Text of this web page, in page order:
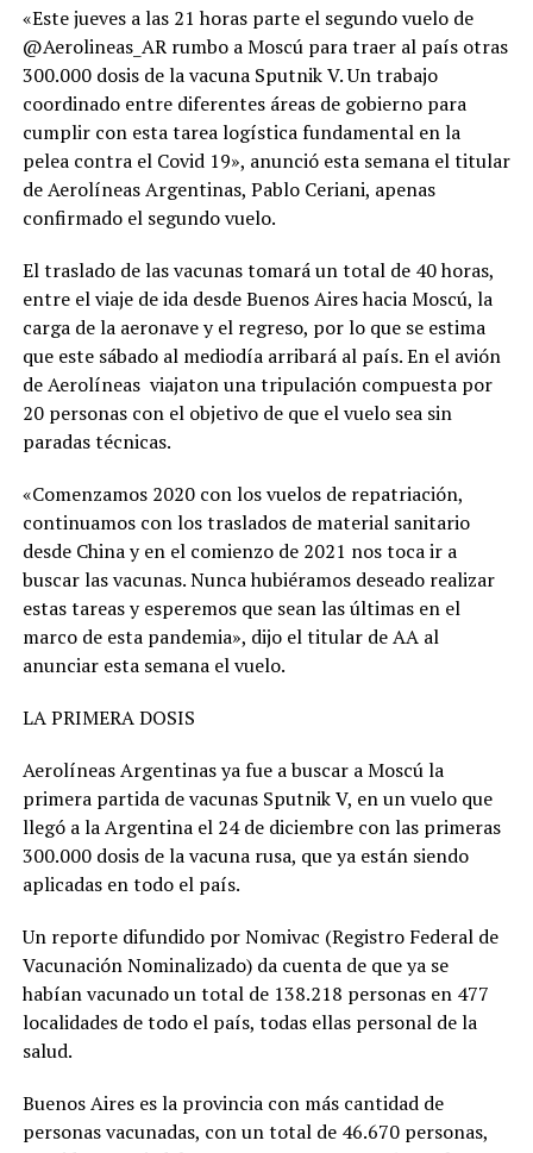
«Este jueves a las 21 horas parte el segundo vuelo de
@Aerolineas_AR rumbo a Moscú para traer al país otras
300.000 dosis de la vacuna Sputnik V. Un trabajo
coordinado entre diferentes áreas de gobierno para
cumplir con esta tarea logística fundamental en la
pelea contra el Covid 19», anunció esta semana el titular
de Aerolíneas Argentinas, Pablo Ceriani, apenas
confirmado el segundo vuelo.
El traslado de las vacunas tomará un total de 40 horas,
entre el viaje de ida desde Buenos Aires hacia Moscú, la
carga de la aeronave y el regreso, por lo que se estima
que este sábado al mediodía arribará al país. En el avión
de Aerolíneas viajaton una tripulación compuesta por
20 personas con el objetivo de que el vuelo sea sin
paradas técnicas.
«Comenzamos 2020 con los vuelos de repatriación,
continuamos con los traslados de material sanitario
desde China y en el comienzo de 2021 nos toca ir a
buscar las vacunas. Nunca hubiéramos deseado realizar
estas tareas y esperemos que sean las últimas en el
marco de esta pandemia», dijo el titular de AA al
anunciar esta semana el vuelo.
LA PRIMERA DOSIS
Aerolíneas Argentinas ya fue a buscar a Moscú la
primera partida de vacunas Sputnik V, en un vuelo que
llegó a la Argentina el 24 de diciembre con las primeras
300.000 dosis de la vacuna rusa, que ya están siendo
aplicadas en todo el país.
Un reporte difundido por Nomivac (Registro Federal de
Vacunación Nominalizado) da cuenta de que ya se
habían vacunado un total de 138.218 personas en 477
localidades de todo el país, todas ellas personal de la
salud.
Buenos Aires es la provincia con más cantidad de
personas vacunadas, con un total de 46.670 personas,